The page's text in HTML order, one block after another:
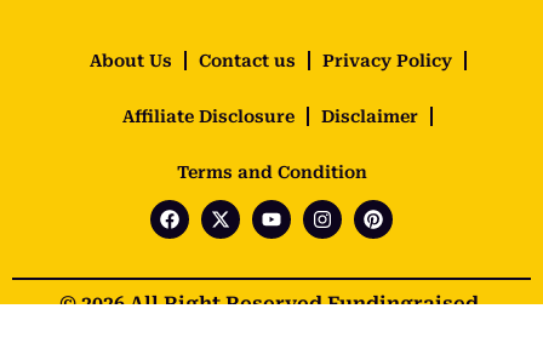
About Us Contact us Privacy Policy
Affiliate Disclosure Disclaimer
Terms and Condition
© 2026 All Right Reserved Fundingraised.